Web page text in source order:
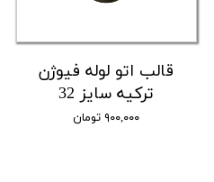
قالب اتو لوله فیوژن
ترکیه سایز 32
۹۰۰,۰۰۰ تومان